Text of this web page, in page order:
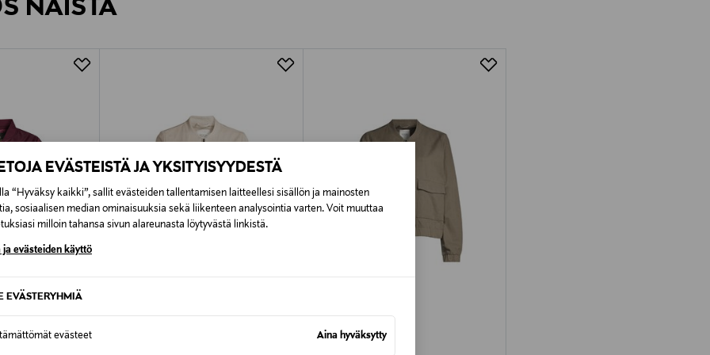
EVÄSTEISTÄ JA YKSITYISYYDESTÄ
“Hyväksy kaikki”, sallit evästeiden tallentamisen laitteellesi sisällön ja mainosten
sosiaalisen median ominaisuuksia sekä liikenteen analysointia varten. Voit muuttaa
milloin tahansa sivun alareunasta löytyvästä linkistä.
ja evästeiden käyttö
EVÄSTERYHMIÄ
evästeet Aina hyväksytty
Alk. 6,90 €, kun toimitus on saatavilla valittuun osoitteeseen.
NÄISTÄ
NOOM